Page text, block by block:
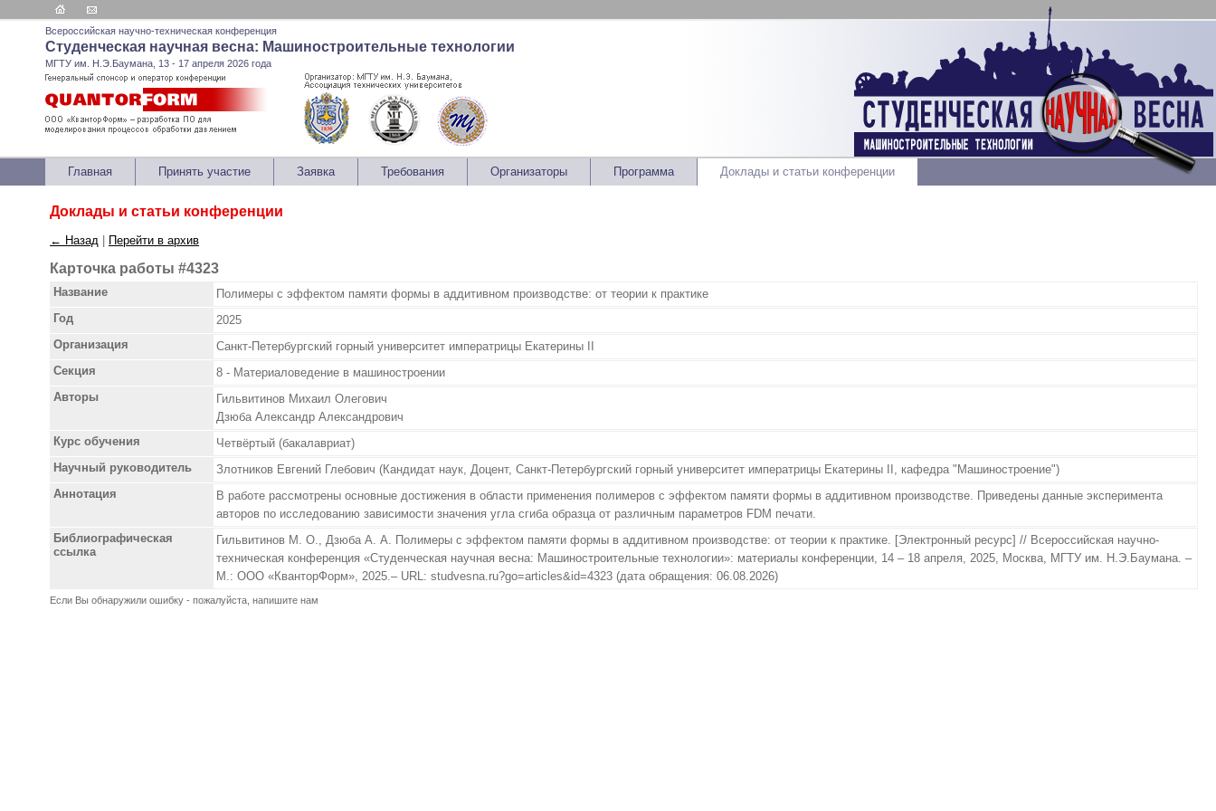
Всероссийская научно-техническая конференция
Студенческая научная весна: Машиностроительные технологии
МГТУ им. Н.Э.Баумана, 13 - 17 апреля 2026 года
Главная Принять участие Заявка Требования Организаторы Программа Доклады и статьи конференции
Доклады и статьи конференции
← Назад Перейти в архив
Карточка работы #4323
Название
Полимеры с эффектом памяти формы в аддитивном производстве: от теории к практике
Год
2025
Организация
Санкт-Петербургский горный университет императрицы Екатерины II
Секция
8 - Материаловедение в машиностроении
Авторы
Гильвитинов Михаил Олегович
Дзюба Александр Александрович
Курс обучения
Четвёртый (бакалавриат)
Научный руководитель
Злотников Евгений Глебович (Кандидат наук, Доцент, Санкт-Петербургский горный университет императрицы Екатерины II, кафедра "Машиностроение")
Аннотация
В работе рассмотрены основные достижения в области применения полимеров с эффектом памяти формы в аддитивном производстве. Приведены данные эксперимента
авторов по исследованию зависимости значения угла сгиба образца от различным параметров FDM печати.
Библиографическая
ссылка
Гильвитинов М. О., Дзюба А. А. Полимеры с эффектом памяти формы в аддитивном производстве: от теории к практике. [Электронный ресурс] // Всероссийская научно-
техническая конференция «Студенческая научная весна: Машиностроительные технологии»: материалы конференции, 14 – 18 апреля, 2025, Москва, МГТУ им. Н.Э.Баумана. –
М.: ООО «КванторФорм», 2025.– URL: studvesna.ru?go=articles&id=4323 (дата обращения: 06.08.2026)
Если Вы обнаружили ошибку - пожалуйста, напишите нам